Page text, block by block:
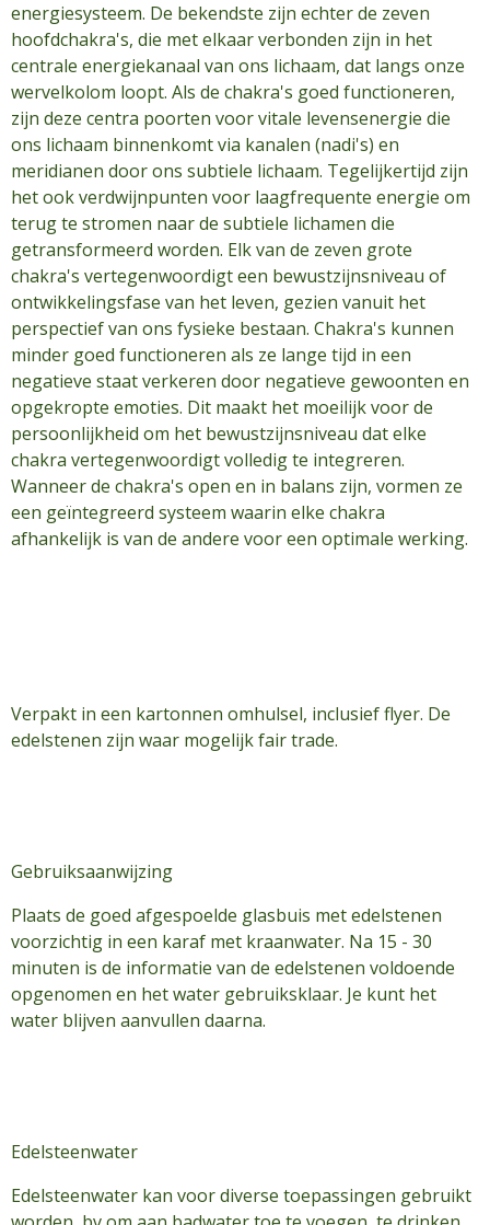
energiesysteem. De bekendste zijn echter de zeven
hoofdchakra's, die met elkaar verbonden zijn in het
centrale energiekanaal van ons lichaam, dat langs onze
wervelkolom loopt. Als de chakra's goed functioneren,
zijn deze centra poorten voor vitale levensenergie die
ons lichaam binnenkomt via kanalen (nadi's) en
meridianen door ons subtiele lichaam. Tegelijkertijd zijn
het ook verdwijnpunten voor laagfrequente energie om
terug te stromen naar de subtiele lichamen die
getransformeerd worden. Elk van de zeven grote
chakra's vertegenwoordigt een bewustzijnsniveau of
ontwikkelingsfase van het leven, gezien vanuit het
perspectief van ons fysieke bestaan. Chakra's kunnen
minder goed functioneren als ze lange tijd in een
negatieve staat verkeren door negatieve gewoonten en
opgekropte emoties. Dit maakt het moeilijk voor de
persoonlijkheid om het bewustzijnsniveau dat elke
chakra vertegenwoordigt volledig te integreren.
Wanneer de chakra's open en in balans zijn, vormen ze
een geïntegreerd systeem waarin elke chakra
afhankelijk is van de andere voor een optimale werking.
Verpakt in een kartonnen omhulsel, inclusief flyer. De
edelstenen zijn waar mogelijk fair trade.
Gebruiksaanwijzing
Plaats de goed afgespoelde glasbuis met edelstenen
voorzichtig in een karaf met kraanwater. Na 15 - 30
minuten is de informatie van de edelstenen voldoende
opgenomen en het water gebruiksklaar. Je kunt het
water blijven aanvullen daarna.
Edelsteenwater
Edelsteenwater kan voor diverse toepassingen gebruikt